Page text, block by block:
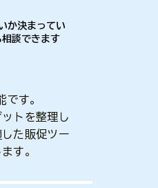
か決まってい
談できます
です。
トを整理し
た販促ツー
す。